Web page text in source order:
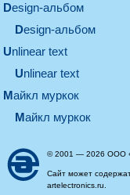
design-альбом
design-альбом
unlinear text
Unlinear text
майкл муркок
майкл муркок
© 2001 — 2026 ООО
Сайт может
artelectronics.ru.